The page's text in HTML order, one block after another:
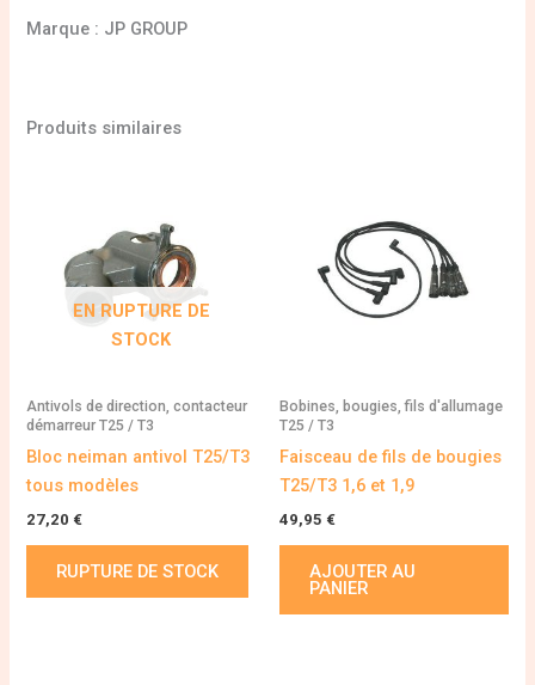
Marque : JP GROUP
Produits similaires
EN RUPTURE DE
STOCK
Antivols de direction, contacteur
démarreur T25 / T3
Bloc neiman antivol T25/T3
tous modèles
27,20 €
RUPTURE DE STOCK
Bobines, bougies, fils d'allumage
T25 / T3
Faisceau de fils de bougies
T25/T3 1,6 et 1,9
49,95 €
AJOUTER AU
PANIER